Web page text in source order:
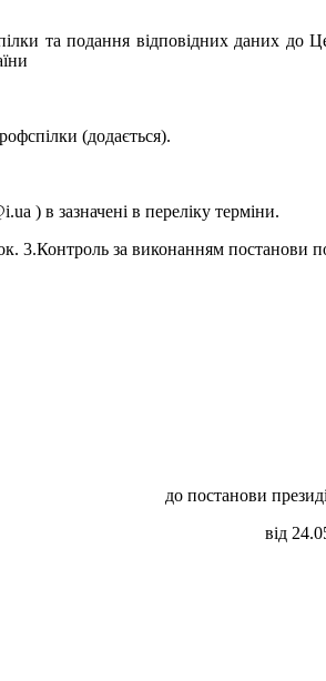
та подання відповідних даних до
(додається).
) в зазначені в переліку терміни.
3.Контроль за виконанням постанови
до постанови
від